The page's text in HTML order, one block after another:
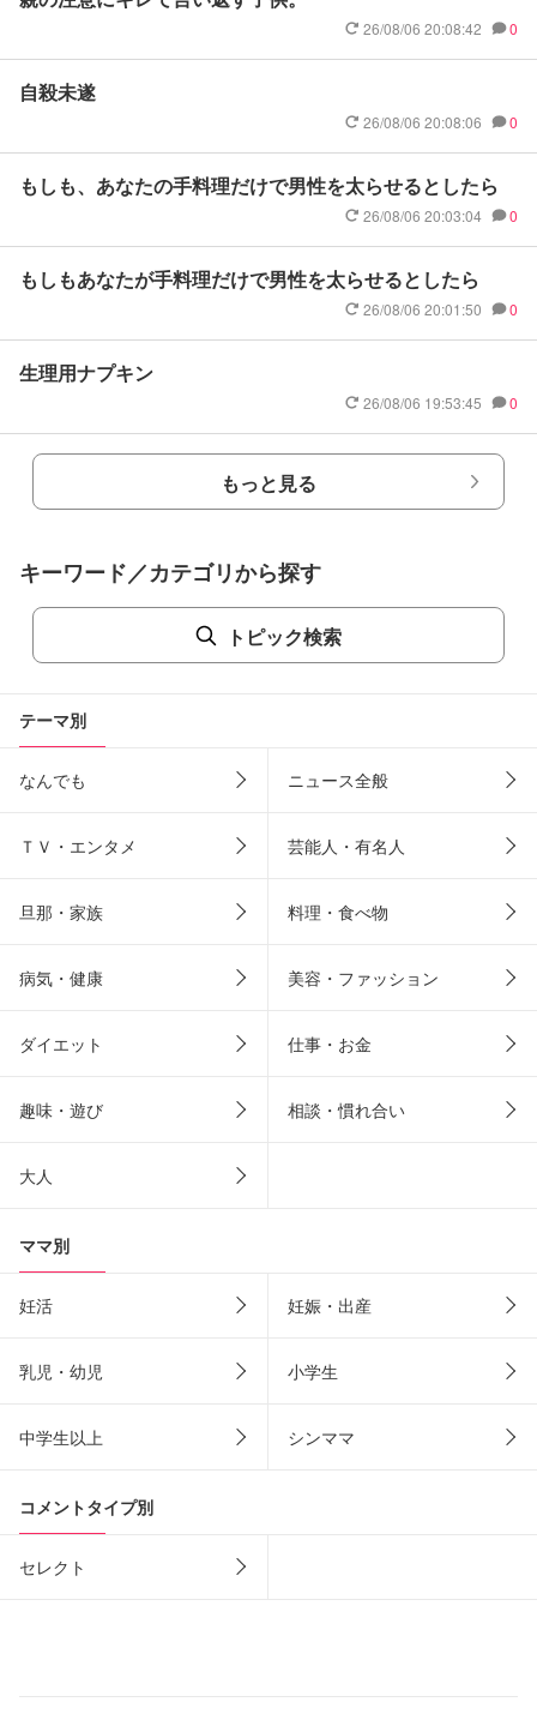
26/08/06 20:08:42 0
自殺未遂
26/08/06 20:08:06 0
もしも、あなたの手料理だけで男性を太らせるとしたら
26/08/06 20:03:04 0
もしもあなたが手料理だけで男性を太らせるとしたら
26/08/06 20:01:50 0
生理用ナプキン
26/08/06 19:53:45 0
もっと見る
キーワード／カテゴリから探す
トピック検索
テーマ別
なんでも ニュース全般
ＴＶ・エンタメ 芸能人・有名人
旦那・家族 料理・食べ物
病気・健康 美容・ファッション
ダイエット 仕事・お金
趣味・遊び 相談・慣れ合い
大人
ママ別
妊活 妊娠・出産
乳児・幼児 小学生
中学生以上 シンママ
コメントタイプ別
セレクト